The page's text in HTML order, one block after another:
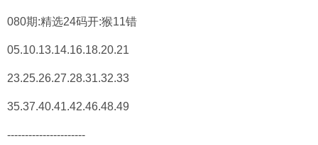
080期:精选24码开:猴11错
05.10.13.14.16.18.20.21
23.25.26.27.28.31.32.33
35.37.40.41.42.46.48.49
----------------------